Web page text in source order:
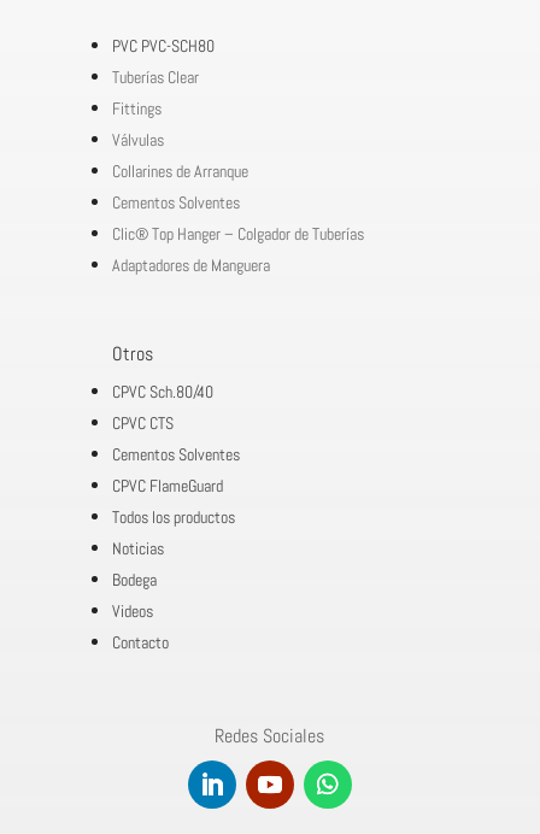
PVC PVC-SCH80
Tuberías Clear
Fittings
Válvulas
Collarines de Arranque
Cementos Solventes
Clic® Top Hanger – Colgador de Tuberías
Adaptadores de Manguera
Otros
CPVC Sch.80/40
CPVC CTS
Cementos Solventes
CPVC FlameGuard
Todos los productos
Noticias
Bodega
Videos
Contacto
Redes Sociales